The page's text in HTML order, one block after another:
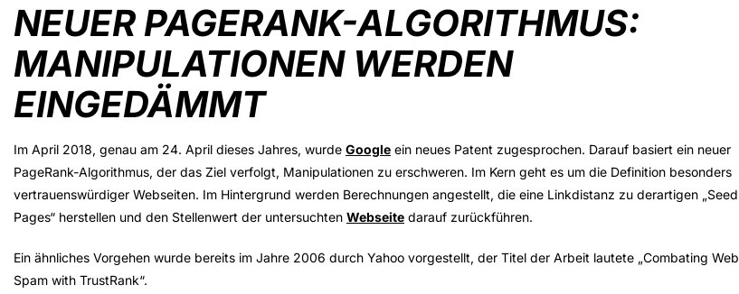
NEUER PAGERANK-ALGORITHMUS:
MANIPULATIONEN WERDEN
EINGEDÄMMT
Im April 2018, genau am 24. April dieses Jahres, wurde Google ein neues Patent zugesprochen. Darauf basiert ein neuer
PageRank-Algorithmus, der das Ziel verfolgt, Manipulationen zu erschweren. Im Kern geht es um die Definition besonders
vertrauenswürdiger Webseiten. Im Hintergrund werden Berechnungen angestellt, die eine Linkdistanz zu derartigen „Seed
Pages“ herstellen und den Stellenwert der untersuchten Webseite darauf zurückführen.
Ein ähnliches Vorgehen wurde bereits im Jahre 2006 durch Yahoo vorgestellt, der Titel der Arbeit lautete „Combating Web
Spam with TrustRank“.